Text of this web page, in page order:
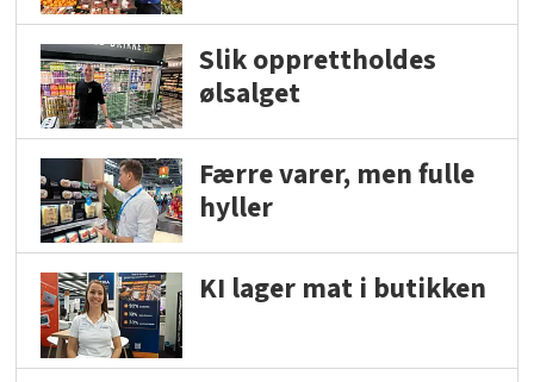
Slik opprettholdes
ølsalget
Færre varer, men fulle
hyller
KI lager mat i butikken